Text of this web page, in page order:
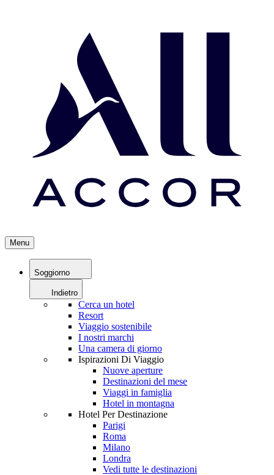
Menu
Soggiorno
Indietro
Cerca un hotel
Resort
Viaggio sostenibile
I nostri marchi
Una camera di giorno
Ispirazioni Di Viaggio
Nuove aperture
Destinazioni del mese
Viaggi in famiglia
Hotel in montagna
Hotel Per Destinazione
Parigi
Roma
Milano
Londra
Vedi tutte le destinazioni